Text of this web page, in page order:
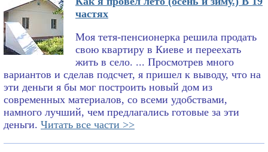
частях
Моя тетя-пенсионерка решила продать
свою квартиру в Киеве и переехать
жить в село. ... Просмотрев много
вариантов и сделав подсчет, я пришел к выводу, что на
эти деньги я бы мог построить новый дом из
современных материалов, со всеми удобствами,
намного лучший, чем предлагались готовые за эти
деньги. Читать все части >>